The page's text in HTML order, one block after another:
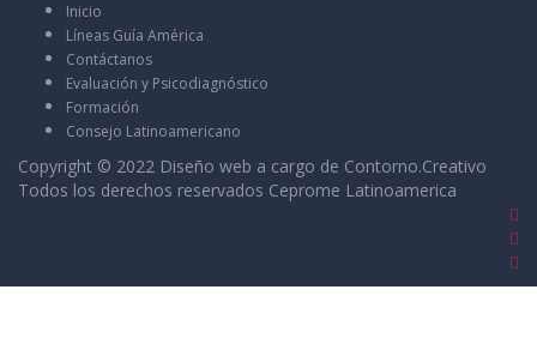
Inicio
Líneas Guía América
Contáctanos
Evaluación y Psicodiagnóstico
Formación
Consejo Latinoamericano
Copyright © 2022 Diseño web a cargo de Contorno.Creativo
Todos los derechos reservados Ceprome Latinoamerica